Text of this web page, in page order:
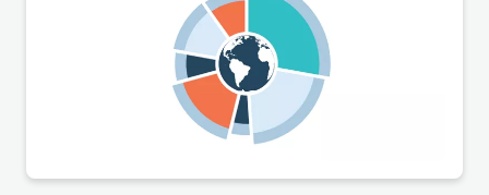
Zusammenhang mit Mitteilungen zum
Transparenzregister (z.B. betreffend Dokumentations-,
Erklärungs- und Nachweispflichten) weiteren
wesentlichen Schlüsselelementen der neuen EU-